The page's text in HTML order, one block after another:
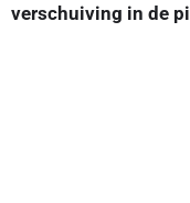
verschuiving in de